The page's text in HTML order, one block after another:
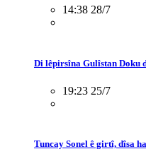
14:38 28/7
Di lêpirsîna Gulîstan Doku
19:23 25/7
Tuncay Sonel ê girtî, dîsa